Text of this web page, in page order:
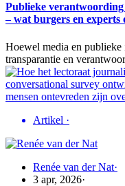
Publieke
– wat burgers en experts
Hoewel media en publieke
transparantie en
Artikel ·
Renée van der Nat·
3 apr, 2026·